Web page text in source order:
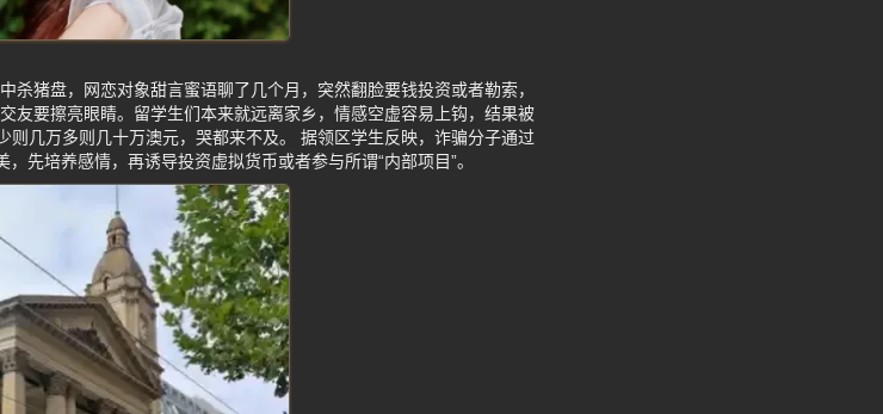
杀猪盘，网恋对象甜言蜜语聊了几个月，突然翻脸要钱投资或者勒索，
友要擦亮眼睛。留学生们本来就远离家乡，情感空虚容易上钩，结果被
则几万多则几十万澳元，哭都来不及。 据领区学生反映，诈骗分子通过
先培养感情，再诱导投资虚拟货币或者参与所谓“内部项目”。